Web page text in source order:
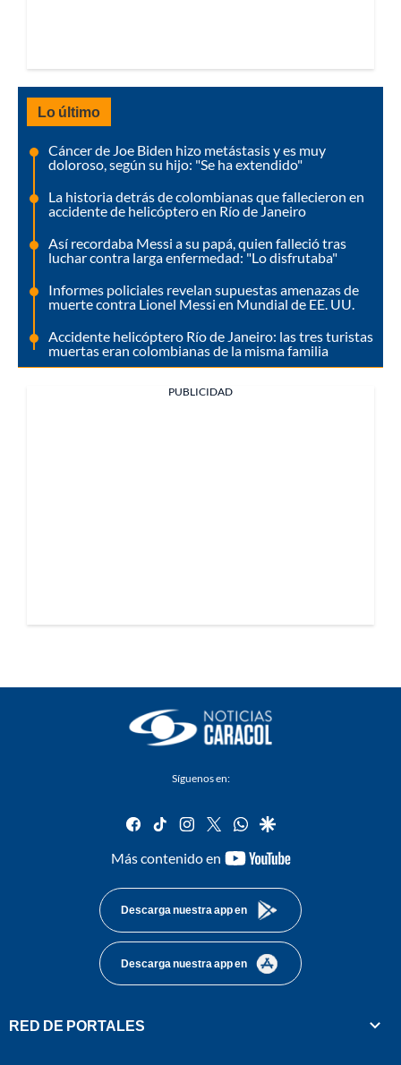
Lo último
Cáncer de Joe Biden hizo metástasis y es muy
doloroso, según su hijo: "Se ha extendido"
La historia detrás de colombianas que fallecieron en
accidente de helicóptero en Río de Janeiro
Así recordaba Messi a su papá, quien falleció tras
luchar contra larga enfermedad: "Lo disfrutaba"
Informes policiales revelan supuestas amenazas de
muerte contra Lionel Messi en Mundial de EE. UU.
Accidente helicóptero Río de Janeiro: las tres turistas
muertas eran colombianas de la misma familia
PUBLICIDAD
Síguenos en:
facebook
tiktok instagram
twitterwhatsapp
google
Más contenido en
youtube-
Descarga nuestra app en
Descarga nuestra app en
RED DE PORTALES